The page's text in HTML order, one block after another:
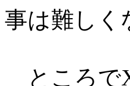
事は難しく
ところで